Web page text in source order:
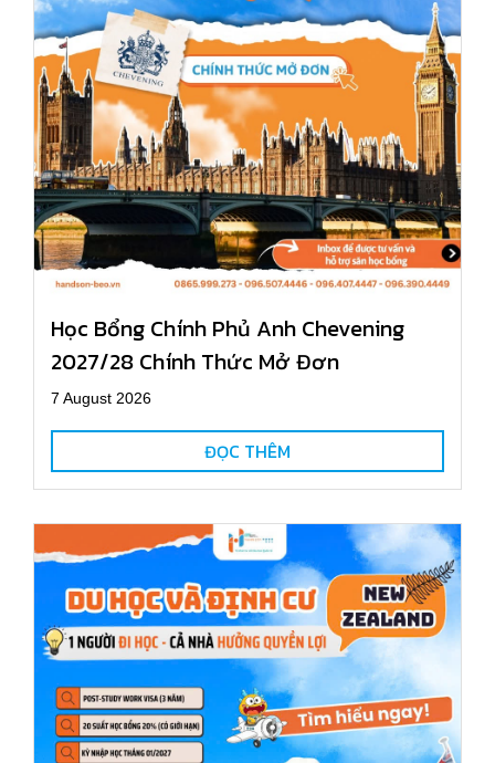
Học Bổng Chính Phủ Anh Chevening
2027/28 Chính Thức Mở Đơn
7 August 2026
ĐỌC THÊM